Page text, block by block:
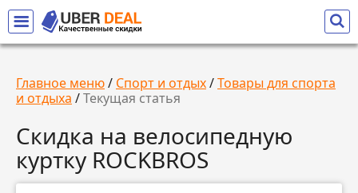
Главное меню/ Спорт и отдых/Товары для спорта
и отдыха /Текущая статья
Скидка на велосипедную
куртку ROCKBROS